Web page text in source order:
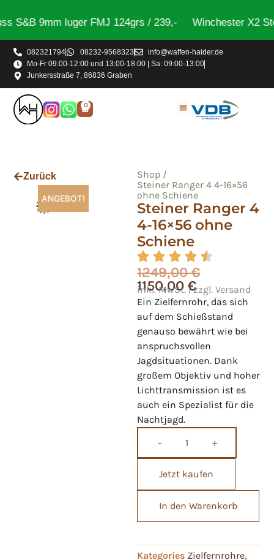
S&B 9mm luger FMJ 124grs / 239,- Winchester X2
082321794 08232-9568323
info@waffen-haider.de
Mo-Fr 09:00-12:00 und 13:00-18:00 | Sa: 09:00-13:00
Junkersstraße 7, 86836 Graben
0
Steiner Ranger 4
4-16×56 ohne
Schiene
1249,00€
1150,00 €
inkl. MwSt. | zzgl. Versand
Ein Zielfernrohr, das sich
auf dem Schießstand
genauso bewährt wie bei
anspruchsvollen
Jagdsituationen. Dank
großem Objektiv und hoher
Lichttransmission ist es
auch ein Spezialist für die
Nachtjagd.
−
+
Jetzt kaufen
In den Warenkorb
Shop /
Steiner Ranger 4 4-16×56
ohne Schiene
Kategories Zielfernrohre,
Zurück
ANGEBOT!